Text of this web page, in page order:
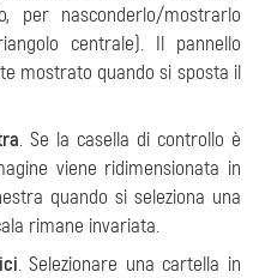
per nasconderlo/mostrarlo
centrale). Il pannello
mostrato quando si sposta il
. Se la casella di controllo è
viene ridimensionata in
quando si seleziona una
rimane invariata.
. Selezionare una cartella in